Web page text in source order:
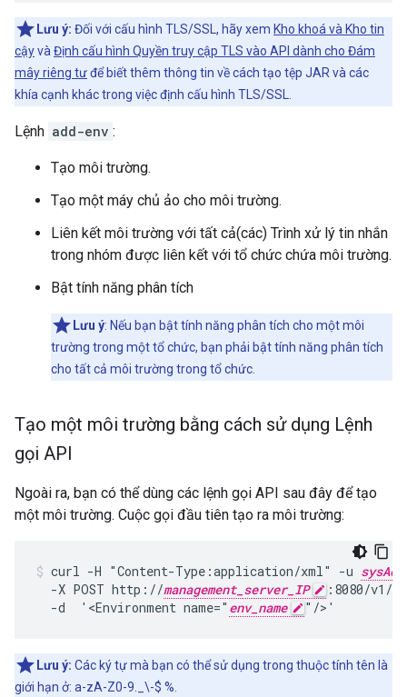
Lưu ý: Đối với cấu hình TLS/SSL, hãy xem Kho khoá và Kho tin
cậyvà Định cấu hình Quyền truy cập TLS vào API dành cho Đám
mây riêng tưđể biết thêm thông tin về cách tạo tệp JAR và các
khía cạnh khác trong việc định cấu hình TLS/SSL.
Lệnh add-env :
Tạo môi trường.
Tạo một máy chủ ảo cho môi trường.
Liên kết môi trường với tất cả(các) Trình xử lý tin nhắn
trong nhóm được liên kết với tổ chức chứa môi trường.
Bật tính năng phân tích
Lưu ý: Nếu bạn bật tính năng phân tích cho một môi
trường trong một tổ chức, bạn phải bật tính năng phân tích
cho tất cả môi trường trong tổ chức.
Tạo một môi trường bằng cách sử dụng Lệnh
gọi API
Ngoài ra, bạn có thể dùng các lệnh gọi API sau đây để tạo
một môi trường. Cuộc gọi đầu tiên tạo ra môi trường:
curl -H "Content-Type:application/xml" -u
  -X POST http://
management_server_IP
:8080/v1/
  -d  '<Environment name="
env_name "/>'
Lưu ý: Các ký tự mà bạn có thể sử dụng trong thuộc tính tên là
giới hạn ở: a-zA-Z0-9._\-$ %.